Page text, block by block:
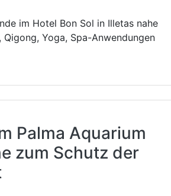
im Hotel Bon Sol in Illetas nahe
Yoga, Spa-Anwendungen
Palma Aquarium
zum Schutz der